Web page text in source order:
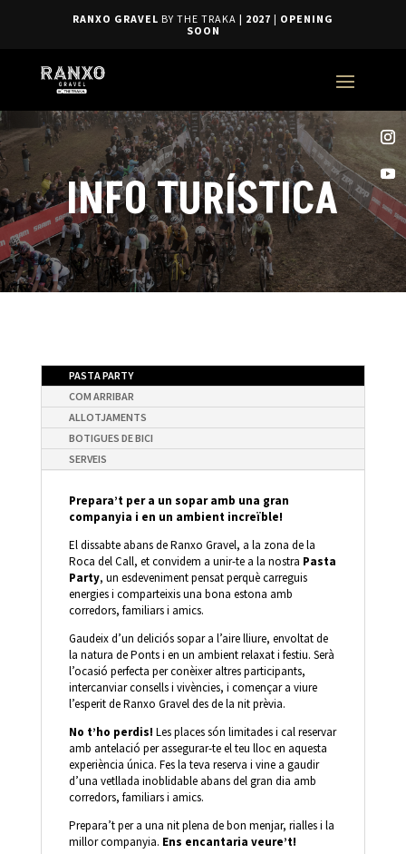
RANXO GRAVEL BY THE TRAKA | 2027 | OPENING
SOON
INFO TURÍSTICA
PASTA PARTY
COM ARRIBAR
ALLOTJAMENTS
BOTIGUES DE BICI
SERVEIS
Prepara’t per a un sopar amb una gran
companyia i en un ambient increïble!
El dissabte abans de Ranxo Gravel, a la zona de la
Roca del Call, et convidem a unir-te a la nostra Pasta
Party, un esdeveniment pensat perquè carreguis
energies i comparteixis una bona estona amb
corredors, familiars i amics.
Gaudeix d’un deliciós sopar a l’aire lliure, envoltat de
la natura de Ponts i en un ambient relaxat i festiu. Serà
l’ocasió perfecta per conèixer altres participants,
intercanviar consells i vivències, i començar a viure
l’esperit de Ranxo Gravel des de la nit prèvia.
No t’ho perdis! Les places són limitades i cal reservar
amb antelació per assegurar-te el teu lloc en aquesta
experiència única. Fes la teva reserva i vine a gaudir
d’una vetllada inoblidable abans del gran dia amb
corredors, familiars i amics.
Prepara’t per a una nit plena de bon menjar, rialles i la
millor companyia. Ens encantaria veure’t!